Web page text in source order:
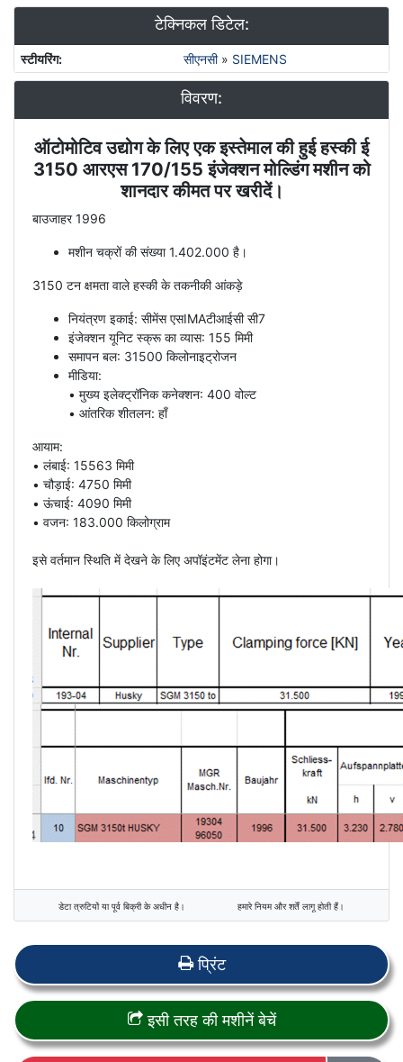
टेक्निकल डिटेल:
स्टीयरिंग: सीएनसी» SIEMENS
विवरण:
विवरण
ऑटोमोटिव उद्योग के लिए एक इस्तेमाल की हुई हस्की ई
3150 आरएस 170/155 इंजेक्शन मोल्डिंग मशीन को
शानदार कीमत पर खरीदें।
बाउजाहर 1996
मशीन चक्रों की संख्या 1.402.000 है।
3150 टन क्षमता वाले हस्की के तकनीकी आंकड़े
नियंत्रण इकाई: सीमेंस एसIMAटीआईसी सी7
इंजेक्शन यूनिट स्क्रू का व्यास: 155 मिमी
समापन बल: 31500 किलोनाइट्रोजन
मीडिया:
• मुख्य इलेक्ट्रॉनिक कनेक्शन: 400 वोल्ट
• आंतरिक शीतलन: हाँ
आयाम:
• लंबाई: 15563 मिमी
• चौड़ाई: 4750 मिमी
• ऊंचाई: 4090 मिमी
• वजन: 183.000 किलोग्राम
इसे वर्तमान स्थिति में देखने के लिए अपॉइंटमेंट लेना होगा।
डेटा त्रुटियों या पूर्व बिक्री के अधीन है। हमारे नियम और शर्तें लागू होती हैं।
प्रिंट
इसी तरह की मशीनें बेचें